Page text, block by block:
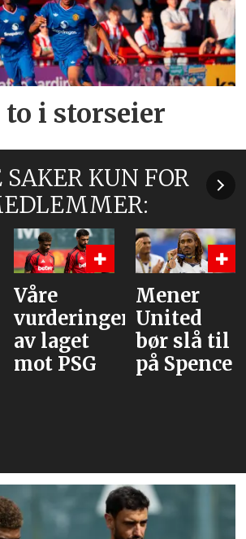
to i storseier
SAKER KUN FOR
Våre
vurderinger
av laget
mot PSG
Mener
United
bør slå til
på Spence